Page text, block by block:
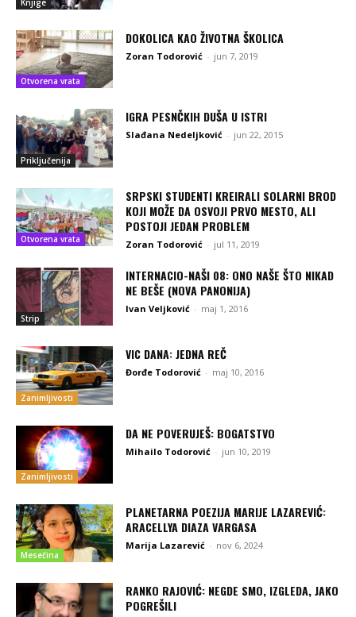
Knjige
Otvorena vrata
DOKOLICA KAO ŽIVOTNA ŠKOLICA
Zoran Todorović - jun 7, 2019
Priključenija
IGRA PESNČKIH DUŠA U ISTRI
Slađana Nedeljković - jun 22, 2015
Otvorena vrata
SRPSKI STUDENTI KREIRALI SOLARNI BROD
KOJI MOŽE DA OSVOJI PRVO MESTO, ALI
POSTOJI JEDAN PROBLEM
Zoran Todorović - jul 11, 2019
Strip
INTERNACIO-NAŠI 08: ONO NAŠE ŠTO NIKAD
NE BEŠE (NOVA PANONIJA)
Ivan Veljković - maj 1, 2016
Zanimljivosti
VIC DANA: JEDNA REČ
Đorđe Todorović - maj 10, 2016
Zanimljivosti
DA NE POVERUJEŠ: BOGATSTVO
Mihailo Todorović - jun 10, 2019
Mesečina
PLANETARNA POEZIJA MARIJE LAZAREVIĆ:
ARACELLYA DIAZA VARGASA
Marija Lazarević - nov 6, 2024
RANKO RAJOVIĆ: NEGDE SMO, IZGLEDA, JAKO
POGREŠILI